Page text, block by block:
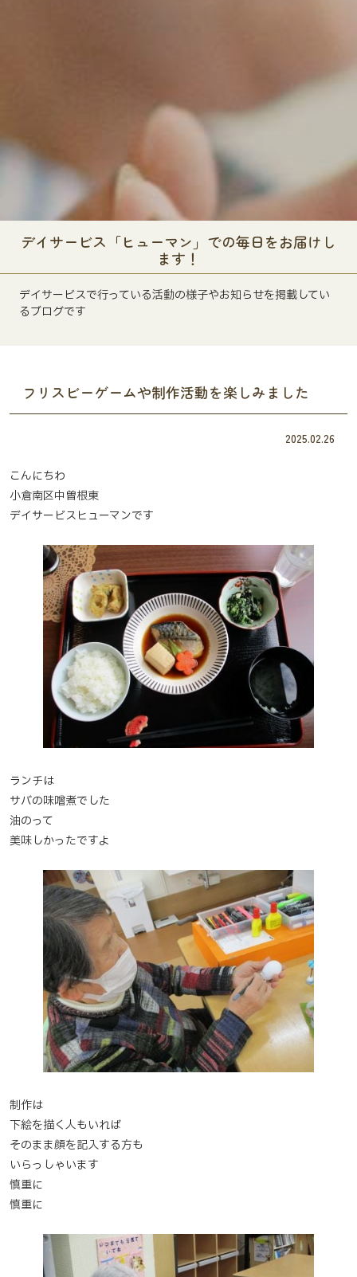
デイサービス「ヒューマン」での毎日をお届けし
ます！
デイサービスで行っている活動の様子やお知らせを掲載してい
るブログです
フリスビーゲームや制作活動を楽しみました
2025.02.26
こんにちわ
小倉南区中曽根東
デイサービスヒューマンです
ランチは
サバの味噌煮でした
油のって
美味しかったですよ
制作は
下絵を描く人もいれば
そのまま顔を記入する方も
いらっしゃいます
慎重に
慎重に